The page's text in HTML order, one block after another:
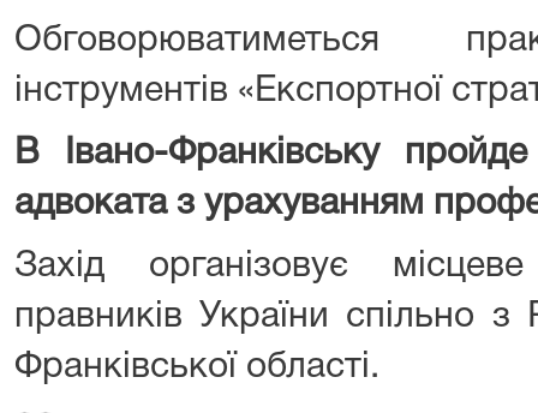
Обговорюватиметься
інструментів «Експортної
В Івано-Франківську
адвоката з урахуванням
Захід організовує місцеве
правників України спільно з
Франківської області.